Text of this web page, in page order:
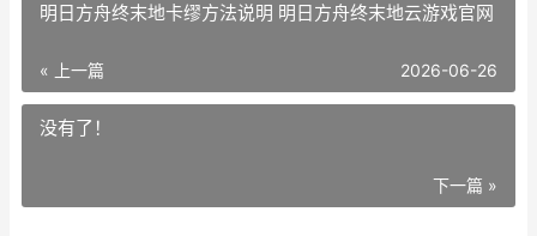
明日方舟终末地卡缪方法说明 明日方舟终末地云游戏官网
« 上一篇 2026-06-26
没有了！
下一篇 »